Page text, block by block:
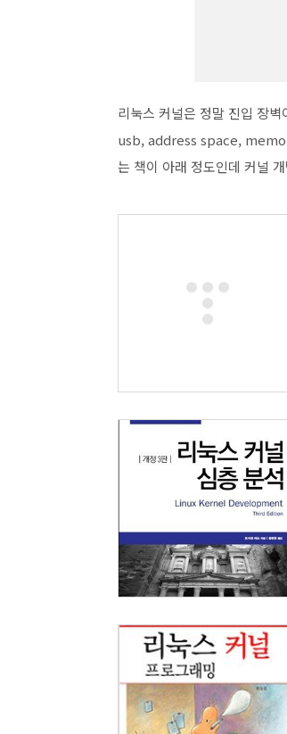
리눅스 커널은 정말 진입 장
usb, address space,
는 책이 아래 정도인데 커널